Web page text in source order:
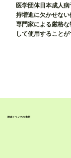
酵素ドリンクの素材
医学団体日本成人
持増進に欠かせな
専門家による厳格
して使用すること